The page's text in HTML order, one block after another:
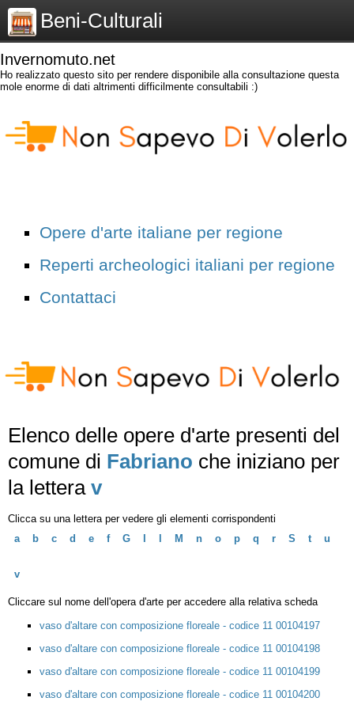
Beni-Culturali
Invernomuto.net
Ho realizzato questo sito per rendere disponibile alla consultazione questa
mole enorme di dati altrimenti difficilmente consultabili :)
Opere d'arte italiane per regione
Reperti archeologici italiani per regione
Contattaci
Elenco delle opere d'arte presenti del
comune di Fabriano che iniziano per
la lettera v
Clicca su una lettera per vedere gli elementi corrispondenti
a
b c d e f G M n o p q r S t u
v
Cliccare sul nome dell'opera d'arte per accedere alla relativa scheda
vaso d'altare con composizione floreale - codice 11 00104197
vaso d'altare con composizione floreale - codice 11 00104198
vaso d'altare con composizione floreale - codice 11 00104199
vaso d'altare con composizione floreale - codice 11 00104200